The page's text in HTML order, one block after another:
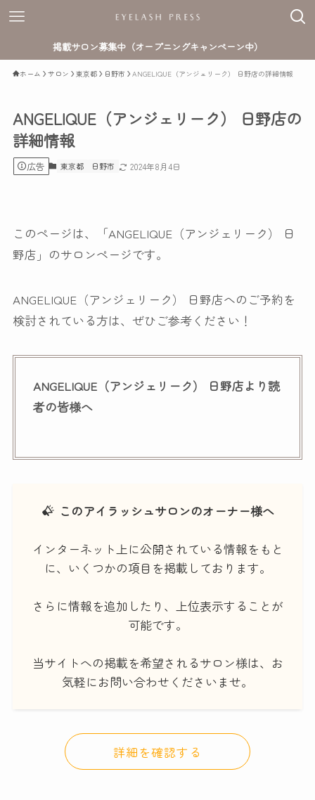
掲載サロン募集中（オープニングキャンペーン中）
ホーム サロン 東京都 日野市 ANGELIQUE（アンジェリーク） 日野店の詳細情報
ANGELIQUE（アンジェリーク） 日野店の
詳細情報
広告 東京都 日野市 2024年8月4日
このページは、「ANGELIQUE（アンジェリーク） 日
野店」のサロンページです。
ANGELIQUE（アンジェリーク） 日野店へのご予約を
検討されている方は、ぜひご参考ください！
ANGELIQUE（アンジェリーク） 日野店より読
者の皆様へ
このアイラッシュサロンのオーナー様へ
インターネット上に公開されている情報をもと
に、いくつかの項目を掲載しております。
さらに情報を追加したり、上位表示することが
可能です。
当サイトへの掲載を希望されるサロン様は、お
気軽にお問い合わせくださいませ。
詳細を確認する